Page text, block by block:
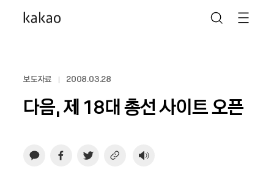
보도자료 2008.03.28
다음, 제 18대 총선 사이트 오픈